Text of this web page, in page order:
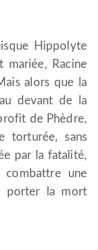
Hippolyte
mariée, Racine
alors que la
devant de la
de Phèdre,
torturée, sans
par la fatalité,
une
porter la mort